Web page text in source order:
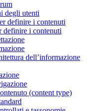
degli utenti
definire i contenuti
definire i contenuti
dell’informazione
(content type)